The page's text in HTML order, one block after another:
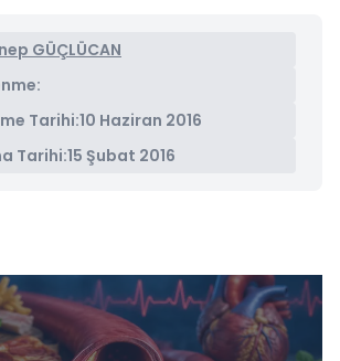
GÜÇLÜCAN
Tarihi:10 Haziran 2016
Tarihi:15 Şubat 2016